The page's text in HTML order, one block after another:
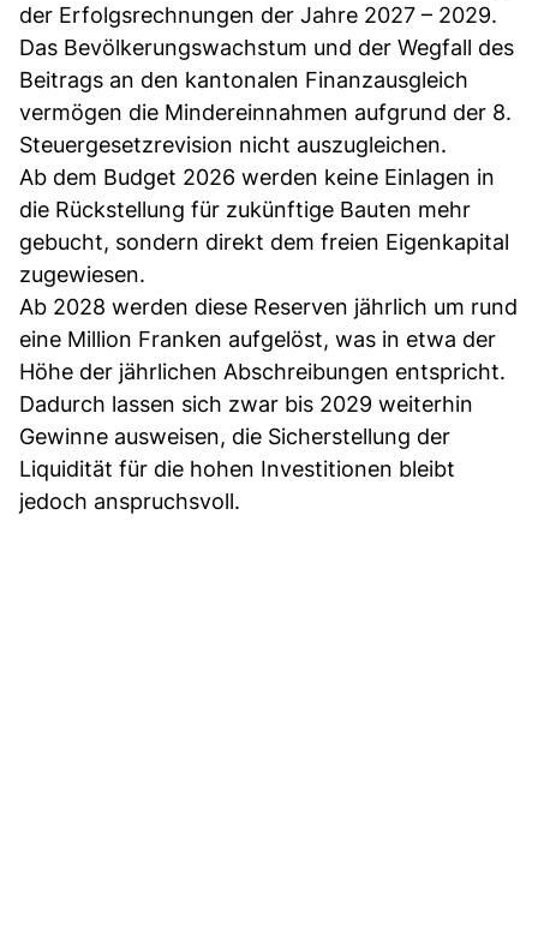
der Erfolgsrechnungen der Jahre 2027 – 2029.
Das Bevölkerungswachstum und der Wegfall des
Beitrags an den kantonalen Finanzausgleich
vermögen die Mindereinnahmen aufgrund der 8.
Steuergesetzrevision nicht auszugleichen.
Ab dem Budget 2026 werden keine Einlagen in
die Rückstellung für zukünftige Bauten mehr
gebucht, sondern direkt dem freien Eigenkapital
zugewiesen.
Ab 2028 werden diese Reserven jährlich um rund
eine Million Franken aufgelöst, was in etwa der
Höhe der jährlichen Abschreibungen entspricht.
Dadurch lassen sich zwar bis 2029 weiterhin
Gewinne ausweisen, die Sicherstellung der
Liquidität für die hohen Investitionen bleibt
jedoch anspruchsvoll.